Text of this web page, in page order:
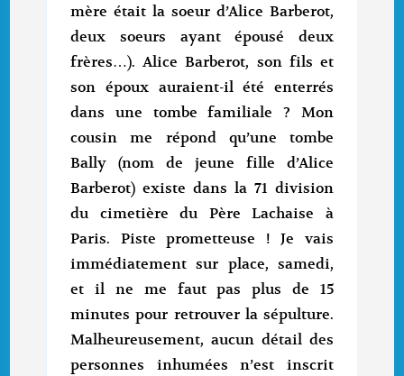
mère était la soeur d’Alice Barberot,
deux soeurs ayant épousé deux
frères…). Alice Barberot, son fils et
son époux auraient-il été enterrés
dans une tombe familiale ? Mon
cousin me répond qu’une tombe
Bally (nom de jeune fille d’Alice
Barberot) existe dans la 71 division
du cimetière du Père Lachaise à
Paris. Piste prometteuse ! Je vais
immédiatement sur place, samedi,
et il ne me faut pas plus de 15
minutes pour retrouver la sépulture.
Malheureusement, aucun détail des
personnes inhumées n’est inscrit